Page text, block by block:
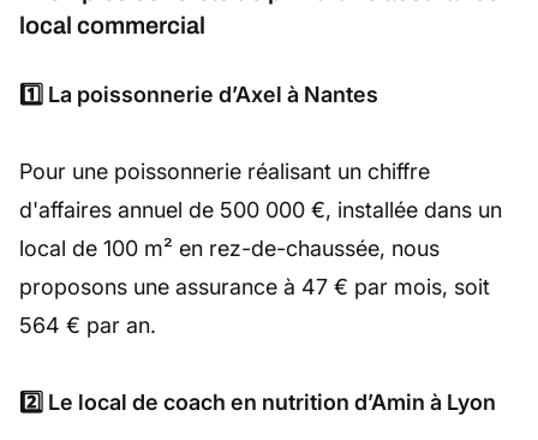
local commercial
1️⃣ La poissonnerie d’Axel à Nantes
Pour une poissonnerie réalisant un chiffre
d'affaires annuel de 500 000 €, installée dans un
local de 100 m² en rez-de-chaussée, nous
proposons une assurance à 47 € par mois, soit
564 € par an.
2️⃣ Le local de coach en nutrition d’Amin à Lyon